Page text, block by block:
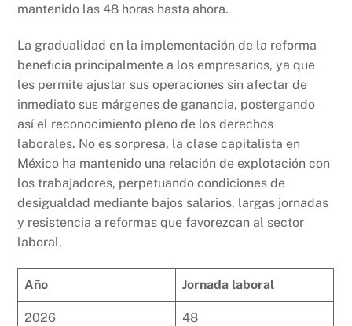
mantenido las 48 horas hasta ahora.
La gradualidad en la implementación de la reforma
beneficia principalmente a los empresarios, ya que
les permite ajustar sus operaciones sin afectar de
inmediato sus márgenes de ganancia, postergando
así el reconocimiento pleno de los derechos
laborales. No es sorpresa, la clase capitalista en
México ha mantenido una relación de explotación con
los trabajadores, perpetuando condiciones de
desigualdad mediante bajos salarios, largas jornadas
y resistencia a reformas que favorezcan al sector
laboral.
Año Jornada laboral
2026 48